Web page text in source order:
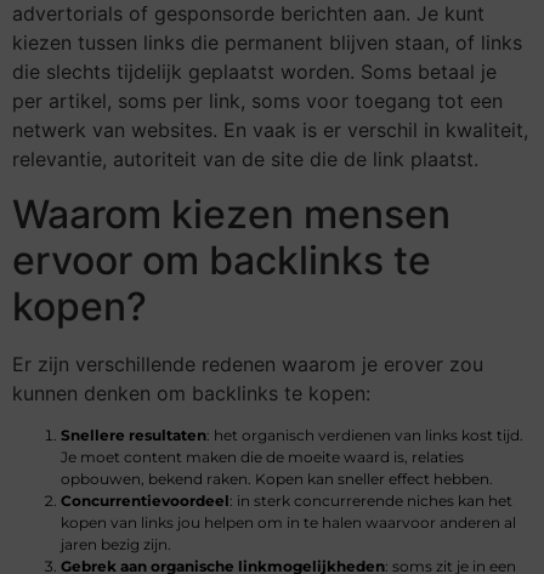
advertorials of gesponsorde berichten aan. Je kunt
kiezen tussen links die permanent blijven staan, of links
die slechts tijdelijk geplaatst worden. Soms betaal je
per artikel, soms per link, soms voor toegang tot een
netwerk van websites. En vaak is er verschil in kwaliteit,
relevantie, autoriteit van de site die de link plaatst.
Waarom kiezen mensen
ervoor om backlinks te
kopen?
Er zijn verschillende redenen waarom je erover zou
kunnen denken om backlinks te kopen:
Snellere resultaten: het organisch verdienen van links kost tijd.
Je moet content maken die de moeite waard is, relaties
opbouwen, bekend raken. Kopen kan sneller effect hebben.
Concurrentievoordeel: in sterk concurrerende niches kan het
kopen van links jou helpen om in te halen waarvoor anderen al
jaren bezig zijn.
Gebrek aan organische linkmogelijkheden: soms zit je in een